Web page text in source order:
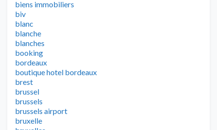
biens immobiliers
biv
blanc
blanche
blanches
booking
bordeaux
boutique hotel bordeaux
brest
brussel
brussels
brussels airport
bruxelle